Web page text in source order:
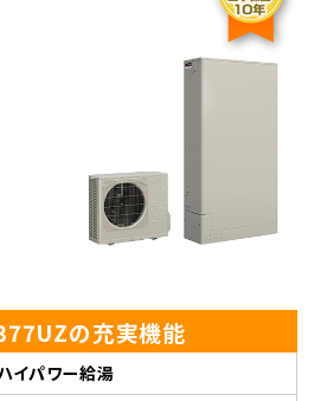
の充実機能
イパワー給湯